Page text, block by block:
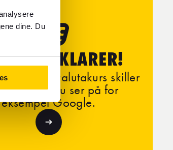
dine. Du
FORKLARER!
vår valutakurs skiller
kursen du ser på for
eksempel Google.